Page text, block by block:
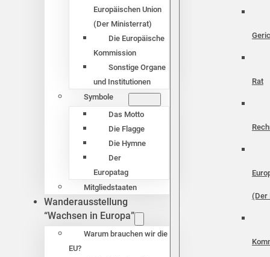
Europäischen Union
(Der Ministerrat)
Die Europäische
Kommission
Sonstige Organe
und Institutionen
Symbole
Das Motto
Die Flagge
Die Hymne
Der
Europatag
Mitgliedstaaten
Wanderausstellung
“Wachsen in Europa”
Warum brauchen wir die
EU?
Rat
(Der